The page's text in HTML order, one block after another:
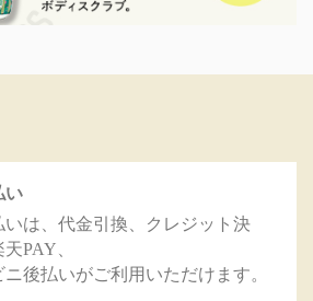
い
いは、代金引換、クレジット決
PAY、
ニ後払いがご利用いただけます。